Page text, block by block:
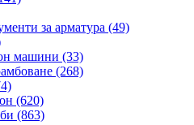
за арматура (49)
машини (33)
(268)
(620)
(863)